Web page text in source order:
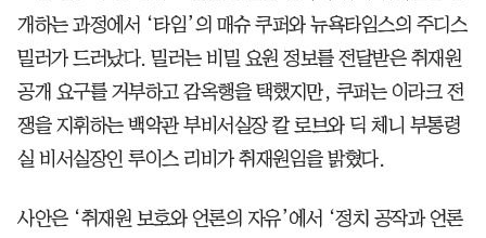
개하는 과정에서 ‘타임’의 매슈 쿠퍼와 뉴욕타임스의 주디스
밀러가 드러났다. 밀러는 비밀 요원 정보를 전달받은 취재원
공개 요구를 거부하고 감옥행을 택했지만, 쿠퍼는 이라크 전
쟁을 지휘하는 백악관 부비서실장 칼 로브와 딕 체니 부통령
실 비서실장인 루이스 리비가 취재원임을 밝혔다.
사안은 ‘취재원 보호와 언론의 자유’에서 ‘정치 공작과 언론